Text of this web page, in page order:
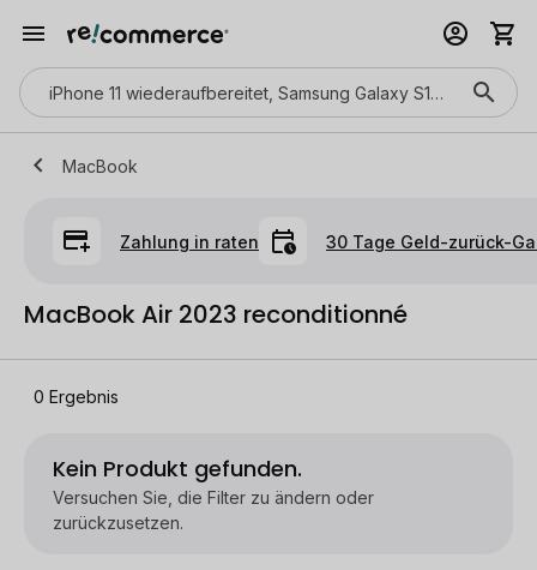
MacBook
Zahlung in raten 30 Tage Geld-zurück-
MacBook Air 2023 reconditionné
0 Ergebnis
Kein Produkt gefunden.
Versuchen Sie, die Filter zu ändern oder
zurückzusetzen.